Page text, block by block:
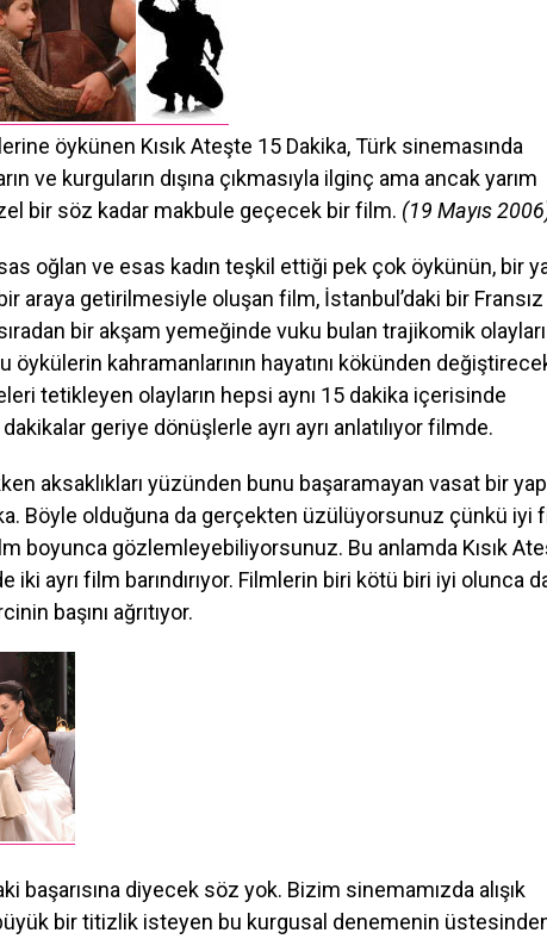
öykünen Kısık Ateşte 15 Dakika, Türk sinemasında
ve kurguların dışına çıkmasıyla ilginç ama ancak yarım
bir söz kadar makbule geçecek bir film. (19 Mayıs
oğlan ve esas kadın teşkil ettiği pek çok öykünün, bir
araya getirilmesiyle oluşan film, İstanbul’daki bir Fransız
bir akşam yemeğinde vuku bulan trajikomik olayları
öykülerin kahramanlarının hayatını kökünden
tetikleyen olayların hepsi aynı 15 dakika içerisinde
geriye dönüşlerle ayrı ayrı anlatılıyor filmde.
aksaklıkları yüzünden bunu başaramayan vasat bir
Böyle olduğuna da gerçekten üzülüyorsunuz çünkü iyi
boyunca gözlemleyebiliyorsunuz. Bu anlamda Kısık
iki ayrı film barındırıyor. Filmlerin biri kötü biri iyi olunca
başını ağrıtıyor.
başarısına diyecek söz yok. Bizim sinemamızda alışık
bir titizlik isteyen bu kurgusal denemenin